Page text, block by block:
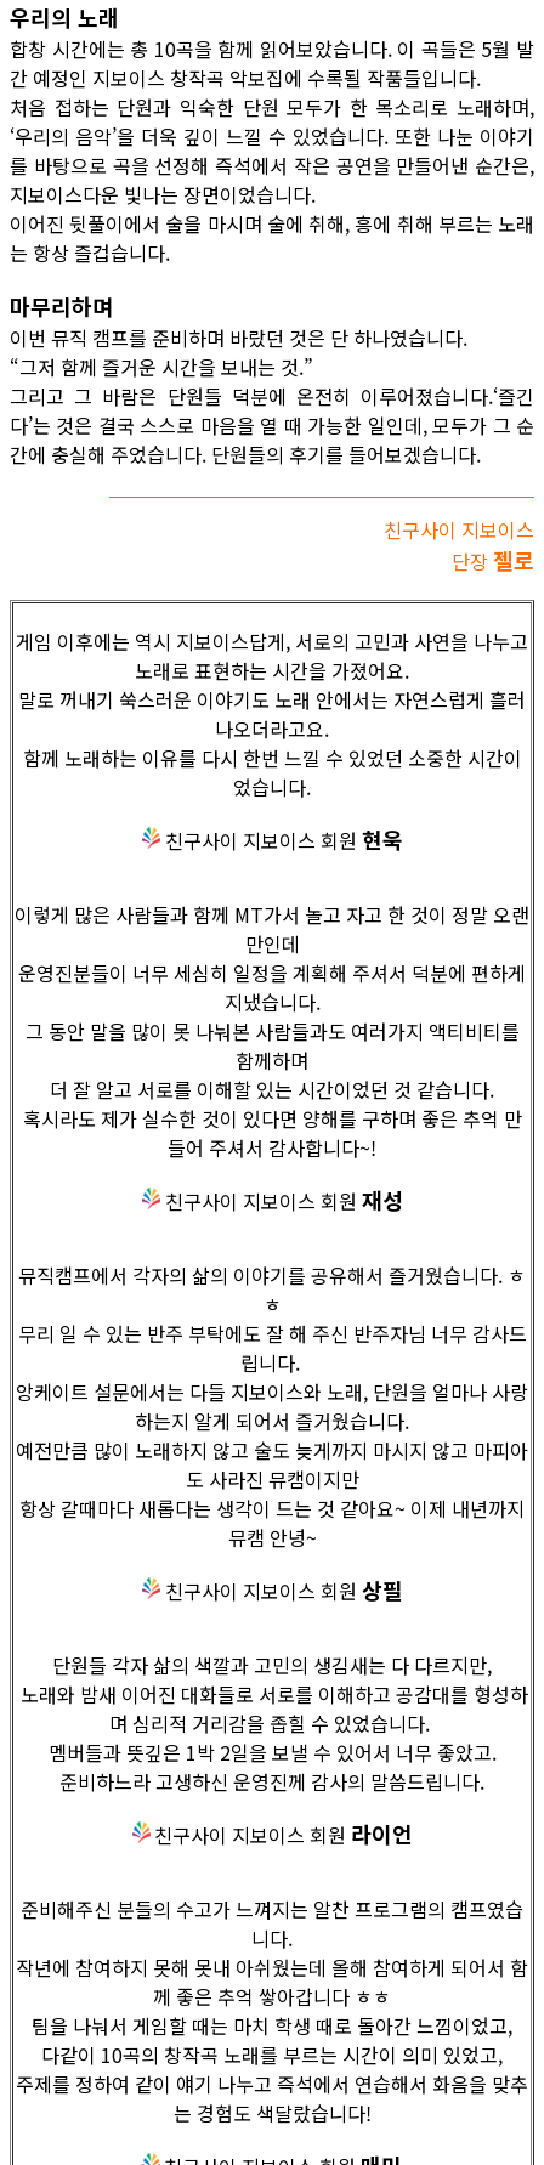
우리의 노래
합창 시간에는 총 10곡을 함께 읽어보았습니다. 이 곡들은 5월 발
간 예정인 지보이스 창작곡 악보집에 수록될 작품들입니다.
처음 접하는 단원과 익숙한 단원 모두가 한 목소리로 노래하며,
‘우리의 음악’을 더욱 깊이 느낄 수 있었습니다. 또한 나눈 이야기
를 바탕으로 곡을 선정해 즉석에서 작은 공연을 만들어낸 순간은,
지보이스다운 빛나는 장면이었습니다.
이어진 뒷풀이에서 술을 마시며 술에 취해, 흥에 취해 부르는 노래
는 항상 즐겁습니다.
마무리하며
이번 뮤직 캠프를 준비하며 바랐던 것은 단 하나였습니다.
“그저 함께 즐거운 시간을 보내는 것.”
그리고 그 바람은 단원들 덕분에 온전히 이루어졌습니다.‘즐긴
다’는 것은 결국 스스로 마음을 열 때 가능한 일인데, 모두가 그 순
간에 충실해 주었습니다. 단원들의 후기를 들어보겠습니다.
친구사이 지보이스
단장 젤로
게임 이후에는 역시 지보이스답게, 서로의 고민과 사연을 나누고
노래로 표현하는 시간을 가졌어요.
말로 꺼내기 쑥스러운 이야기도 노래 안에서는 자연스럽게 흘러
나오더라고요.
함께 노래하는 이유를 다시 한번 느낄 수 있었던 소중한 시간이
었습니다.
친구사이 지보이스 회원 현욱
이렇게 많은 사람들과 함께 MT가서 놀고 자고 한 것이 정말 오랜
만인데
운영진분들이 너무 세심히 일정을 계획해 주셔서 덕분에 편하게
지냈습니다.
그 동안 말을 많이 못 나눠본 사람들과도 여러가지 액티비티를
함께하며
더 잘 알고 서로를 이해할 있는 시간이었던 것 같습니다.
혹시라도 제가 실수한 것이 있다면 양해를 구하며 좋은 추억 만
들어 주셔서 감사합니다~!
친구사이 지보이스 회원 재성
뮤직캠프에서 각자의 삶의 이야기를 공유해서 즐거웠습니다. ㅎ
ㅎ
무리 일 수 있는 반주 부탁에도 잘 해 주신 반주자님 너무 감사드
립니다.
앙케이트 설문에서는 다들 지보이스와 노래, 단원을 얼마나 사랑
하는지 알게 되어서 즐거웠습니다.
예전만큼 많이 노래하지 않고 술도 늦게까지 마시지 않고 마피아
도 사라진 뮤캠이지만
항상 갈때마다 새롭다는 생각이 드는 것 같아요~ 이제 내년까지
뮤캠 안녕~
친구사이 지보이스 회원 상필
단원들 각자 삶의 색깔과 고민의 생김새는 다 다르지만,
노래와 밤새 이어진 대화들로 서로를 이해하고 공감대를 형성하
며 심리적 거리감을 좁힐 수 있었습니다.
멤버들과 뜻깊은 1박 2일을 보낼 수 있어서 너무 좋았고.
준비하느라 고생하신 운영진께 감사의 말씀드립니다.
친구사이 지보이스 회원 라이언
준비해주신 분들의 수고가 느껴지는 알찬 프로그램의 캠프였습
니다.
작년에 참여하지 못해 못내 아쉬웠는데 올해 참여하게 되어서 함
께 좋은 추억 쌓아갑니다 ㅎㅎ
팀을 나눠서 게임할 때는 마치 학생 때로 돌아간 느낌이었고,
다같이 10곡의 창작곡 노래를 부르는 시간이 의미 있었고,
주제를 정하여 같이 얘기 나누고 즉석에서 연습해서 화음을 맞추
는 경험도 색달랐습니다!